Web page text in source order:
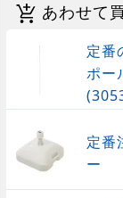
あわせて
定番
ポー
定番
ー